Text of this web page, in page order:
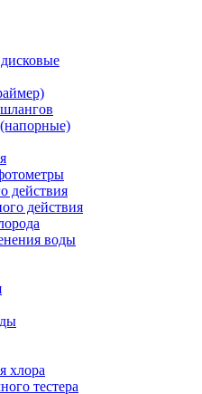
действия
действия
воды
хлора
тестера